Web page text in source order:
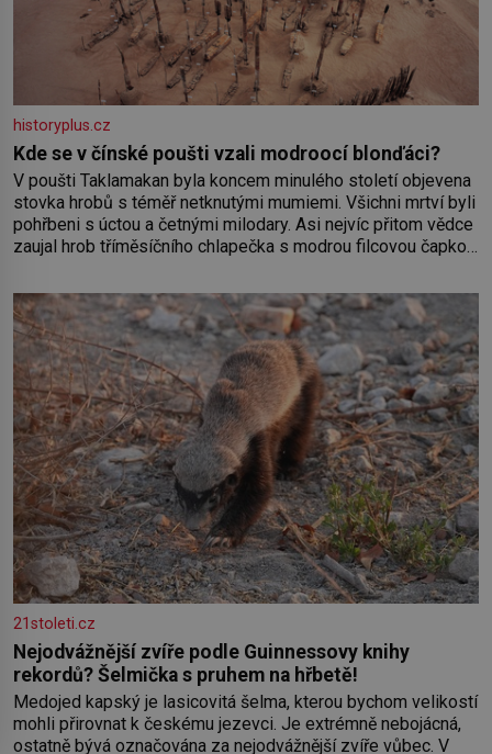
historyplus.cz
Kde se v čínské poušti vzali modroocí blonďáci?
V poušti Taklamakan byla koncem minulého století objevena
stovka hrobů s téměř netknutými mumiemi. Všichni mrtví byli
pohřbeni s úctou a četnými milodary. Asi nejvíc přitom vědce
zaujal hrob tříměsíčního chlapečka s modrou filcovou čapkou,
nesmírně dobře zachovalá, přičítají odborníci zdejším
klimatickým podmínkám. Sucho, prosolené písky a extrémně
21stoleti.cz
Nejodvážnější zvíře podle Guinnessovy knihy
rekordů? Šelmička s pruhem na hřbetě!
Medojed kapský je lasicovitá šelma, kterou bychom velikostí
mohli přirovnat k českému jezevci. Je extrémně nebojácná,
ostatně bývá označována za nejodvážnější zvíře vůbec. V